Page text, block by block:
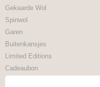
Gekaarde Wol
Spinwol
Garen
Buitenkansjes
Limited Editions
Cadeaubon